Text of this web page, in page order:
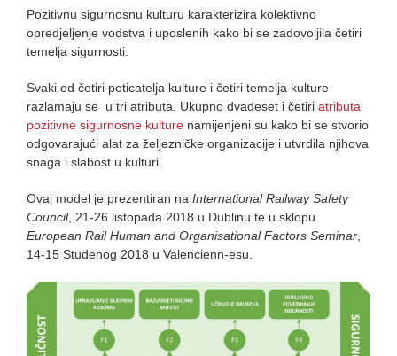
Pozitivnu sigurnosnu kulturu karakterizira kolektivno
opredjeljenje vodstva i uposlenih kako bi se zadovoljila četiri
temelja sigurnosti.
Svaki od četiri poticatelja kulture i četiri temelja kulture
razlamaju se u tri atributa. Ukupno dvadeset i četiri atributa
pozitivne sigurnosne kulture namijenjeni su kako bi se stvorio
odgovarajući alat za željezničke organizacije i utvrdila njihova
snaga i slabost u kulturi.
Ovaj model je prezentiran na International Railway Safety
Council, 21-26 listopada 2018 u Dublinu te u sklopu
European Rail Human and Organisational Factors Seminar,
14-15 Studenog 2018 u Valencienn-esu.